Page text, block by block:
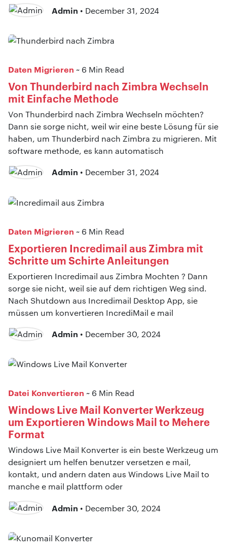
Admin • December 31, 2024
Daten Migrieren ~ 6 Min Read
Von Thunderbird nach Zimbra Wechseln
mit Einfache Methode
Von Thunderbird nach Zimbra Wechseln möchten?
Dann sie sorge nicht, weil wir eine beste Lösung für sie
haben, um Thunderbird nach Zimbra zu migrieren. Mit
software methode, es kann automatisch
Admin • December 31, 2024
Daten Migrieren ~ 6 Min Read
Exportieren Incredimail aus Zimbra mit
Schritte um Schirte Anleitungen
Exportieren Incredimail aus Zimbra Mochten ? Dann
sorge sie nicht, weil sie auf dem richtigen Weg sind.
Nach Shutdown aus Incredimail Desktop App, sie
müssen um konvertieren IncrediMail e mail
Admin • December 30, 2024
Datei Konvertieren ~ 6 Min Read
Windows Live Mail Konverter Werkzeug
um Exportieren Windows Mail to Mehere
Format
Windows Live Mail Konverter is ein beste Werkzeug um
designiert um helfen benutzer versetzen e mail,
kontakt, und andern daten aus Windows Live Mail to
manche e mail plattform oder
Admin • December 30, 2024